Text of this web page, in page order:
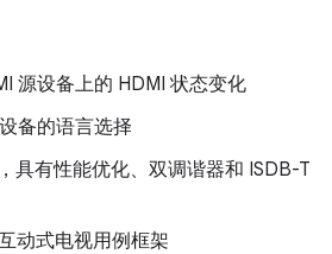
源设备上的 HDMI 状态变化
备的语言选择
，具有性能优化、双调谐器和 ISDB-T
动式电视用例框架